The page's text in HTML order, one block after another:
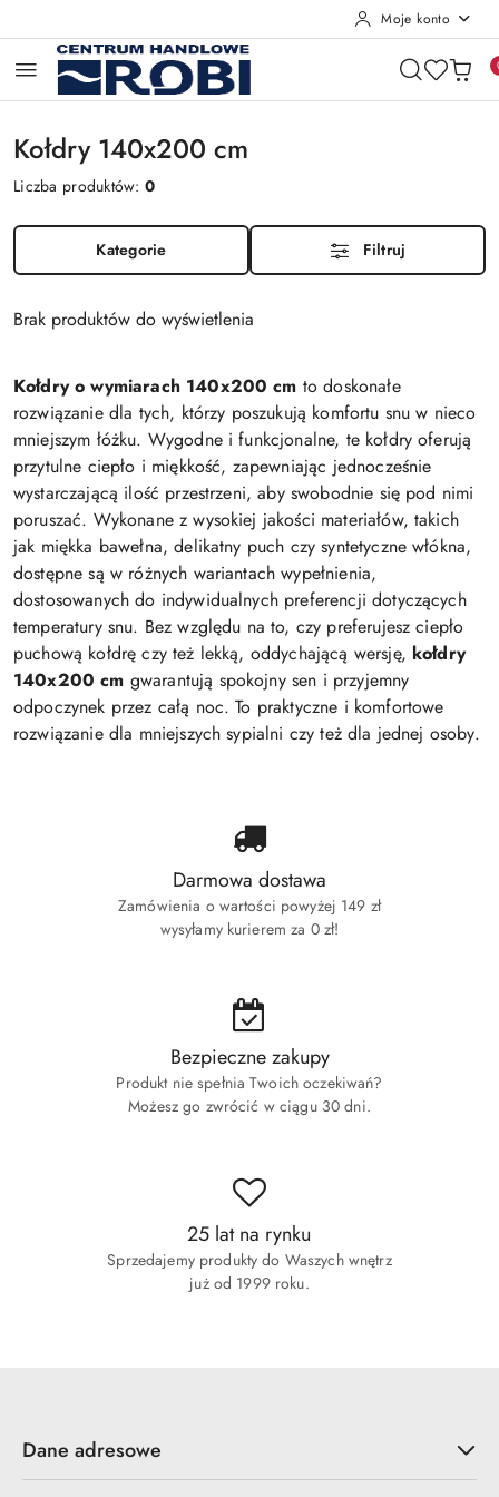
Moje konto
Kołdry 140x200 cm
Liczba produktów:0
Kategorie Filtruj
Brak produktów do wyświetlenia
Kołdry o wymiarach 140x200 cm to doskonałe
rozwiązanie dla tych, którzy poszukują komfortu snu w nieco
mniejszym łóżku. Wygodne i funkcjonalne, te kołdry oferują
przytulne ciepło i miękkość, zapewniając jednocześnie
wystarczającą ilość przestrzeni, aby swobodnie się pod nimi
poruszać. Wykonane z wysokiej jakości materiałów, takich
jak miękka bawełna, delikatny puch czy syntetyczne włókna,
dostępne są w różnych wariantach wypełnienia,
dostosowanych do indywidualnych preferencji dotyczących
temperatury snu. Bez względu na to, czy preferujesz ciepło
puchową kołdrę czy też lekką, oddychającą wersję, kołdry
140x200 cm gwarantują spokojny sen i przyjemny
odpoczynek przez całą noc. To praktyczne i komfortowe
rozwiązanie dla mniejszych sypialni czy też dla jednej osoby.
Darmowa dostawa
Zamówienia o wartości powyżej 149 zł
wysyłamy kurierem za 0 zł!
Bezpieczne zakupy
Produkt nie spełnia Twoich oczekiwań?
Możesz go zwrócić w ciągu 30 dni.
25 lat na rynku
Sprzedajemy produkty do Waszych wnętrz
już od 1999 roku.
Dane adresowe